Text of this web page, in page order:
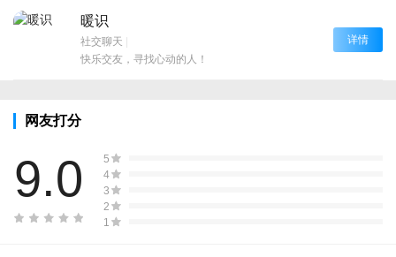
暖识
社交聊天 |
快乐交友，寻找心动的人！
详情
网友打分
9.0
5
4
3
2
1